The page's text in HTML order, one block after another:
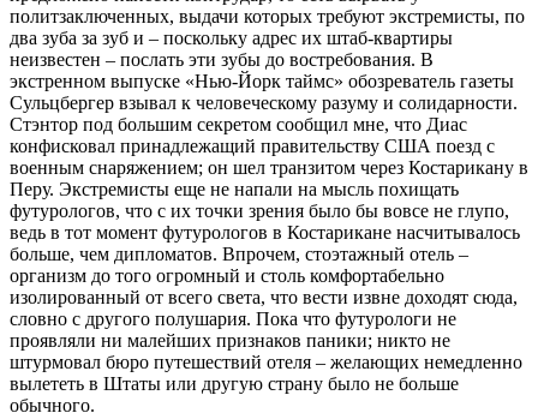
политзаключенных, выдачи которых требуют экстремисты, по
два зуба за зуб и – поскольку адрес их штаб-квартиры
неизвестен – послать эти зубы до востребования. В
экстренном выпуске «Нью-Йорк таймс» обозреватель газеты
Сульцбергер взывал к человеческому разуму и солидарности.
Стэнтор под большим секретом сообщил мне, что Диас
конфисковал принадлежащий правительству США поезд с
военным снаряжением; он шел транзитом через Костарикану в
Перу. Экстремисты еще не напали на мысль похищать
футурологов, что с их точки зрения было бы вовсе не глупо,
ведь в тот момент футурологов в Костарикане насчитывалось
больше, чем дипломатов. Впрочем, стоэтажный отель –
организм до того огромный и столь комфортабельно
изолированный от всего света, что вести извне доходят сюда,
словно с другого полушария. Пока что футурологи не
проявляли ни малейших признаков паники; никто не
штурмовал бюро путешествий отеля – желающих немедленно
вылететь в Штаты или другую страну было не больше
обычного.